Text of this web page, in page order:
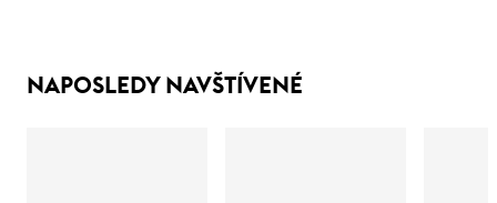
NAPOSLEDY NAVŠTÍVENÉ